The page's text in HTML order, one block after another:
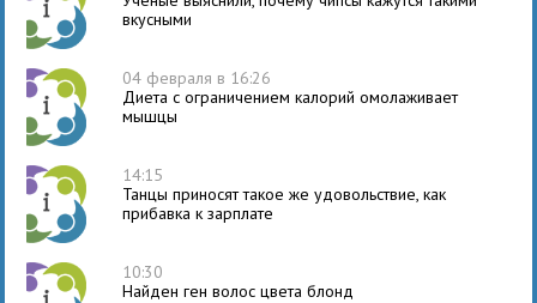
вкусными
04 февраля в 16:26
Диета с ограничением калорий омолаживает
мышцы
14:15
Танцы приносят такое же удовольствие, как
прибавка к зарплате
10:30
Найден ген волос цвета блонд